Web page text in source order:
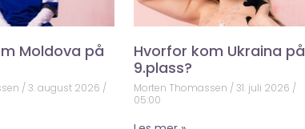
Moldova på
3. august 2026
Hvorfor kom Ukraina på
9.plass?
Morten Thomassen
31. juli 2026
05:00